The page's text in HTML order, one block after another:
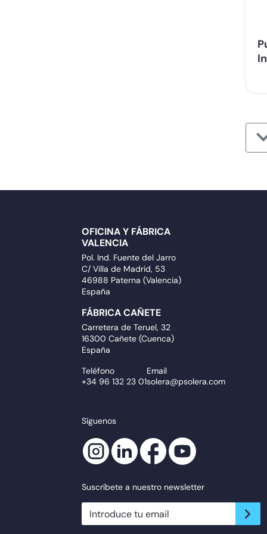
OFICINA Y FÁBRICA
VALENCIA
Pol. Ind. Fuente del Jarro
C/ Villa de Madrid, 53
46988 Paterna (Valencia)
España
FÁBRICA CAÑETE
Carretera de Teruel, 32
16300 Cañete (Cuenca)
España
Teléfono
+34 96 132 23 01
Email
solera@psolera.com
Síguenos
Suscríbete a nuestro newsletter
newsletter.suscribe